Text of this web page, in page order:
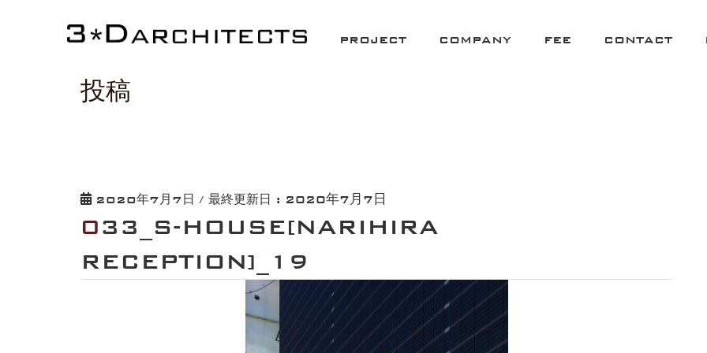
PROJECT COMPANY FEE CONTACT
投稿
2020年7月7日 / 最終更新日 : 2020年7月7日
033_S-HOUSE[NARIHIRA
RECEPTION]_19